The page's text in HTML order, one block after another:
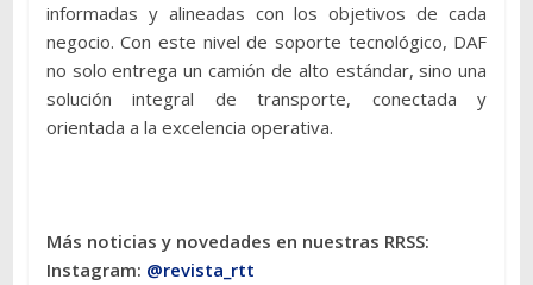
informadas y alineadas con los objetivos de cada
negocio. Con este nivel de soporte tecnológico, DAF
no solo entrega un camión de alto estándar, sino una
solución integral de transporte, conectada y
orientada a la excelencia operativa.
Más noticias y novedades en nuestras RRSS:
Instagram: @revista_rtt